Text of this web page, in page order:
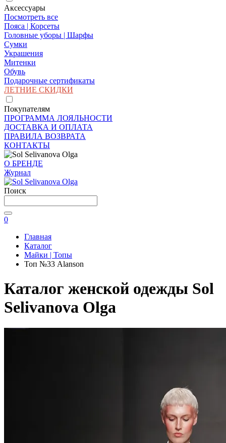
Аксессуары
Посмотреть все
Пояса | Корсеты
Головные уборы | Шарфы
Сумки
Украшения
Митенки
Обувь
Подарочные сертификаты
ЛЕТНИЕ СКИДКИ
Покупателям
ПРОГРАММА ЛОЯЛЬНОСТИ
ДОСТАВКА И ОПЛАТА
ПРАВИЛА ВОЗВРАТА
КОНТАКТЫ
О БРЕНДЕ
Журнал
Поиск
0
Главная
Каталог
Майки | Топы
Топ №33 Alanson
Каталог женской одежды Sol
Selivanova Olga